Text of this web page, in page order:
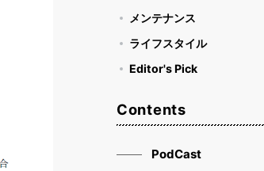
メンテナンス
ライフスタイル
Editor's Pick
Contents
PodCast